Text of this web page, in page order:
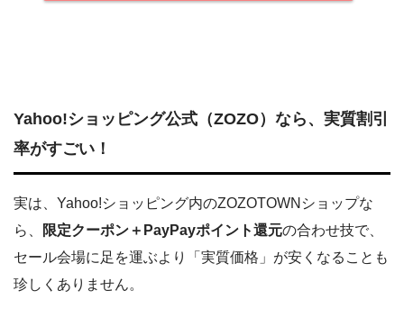
Yahoo!ショッピング公式（ZOZO）なら、実質割引
率がすごい！
実は、Yahoo!ショッピング内のZOZOTOWNショップな
ら、
限定クーポン＋PayPayポイント還元の合わせ技で、
セール会場に足を運ぶより「実質価格」が安くなることも
珍しくありません。